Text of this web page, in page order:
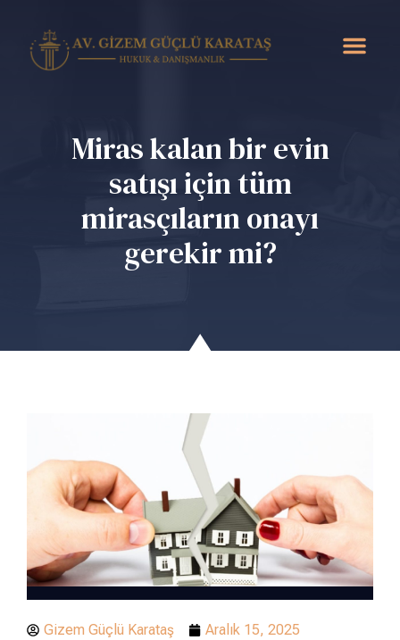
Miras kalan bir evin
satışı için tüm
mirasçıların onayı
gerekir mi?
Gizem Güçlü Karataş Aralık 15, 2025